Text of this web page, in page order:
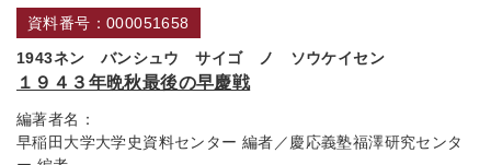
資料番号：000051658
1943ネン バンシュウ サイゴ ノ ソウケイセン
１９４３年晩秋最後の早慶戦
編著者名：
早稲田大学大学史資料センター 編者／慶応義塾福澤研究センタ